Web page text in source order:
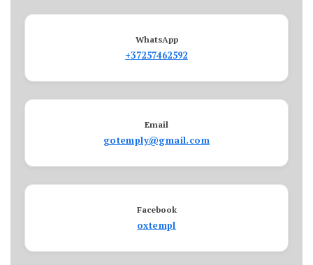
WhatsApp
+37257462592
Email
gotemply@gmail.com
Facebook
oxtempl